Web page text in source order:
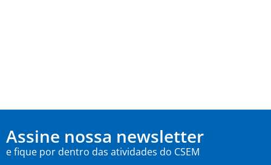
Assine nossa newsletter
e fique por dentro das atividades do CSEM